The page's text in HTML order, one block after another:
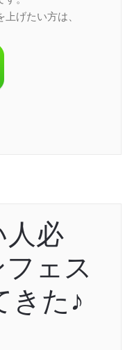
げたい方は、
人必
ェス
きた♪